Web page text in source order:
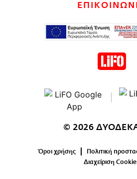
© 2026
Όροι χρήσης
Πολιτική
Διαχείριση